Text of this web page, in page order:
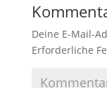
Deine E-Mail-
Erforderliche